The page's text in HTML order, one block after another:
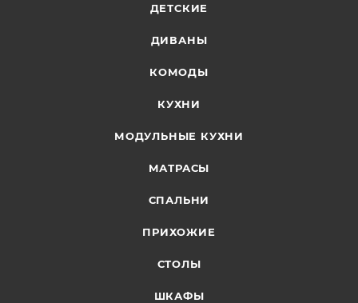
ДЕТСКИЕ
ДИВАНЫ
КОМОДЫ
КУХНИ
МОДУЛЬНЫЕ КУХНИ
МАТРАСЫ
СПАЛЬНИ
ПРИХОЖИЕ
СТОЛЫ
ШКАФЫ